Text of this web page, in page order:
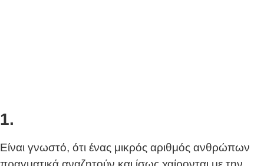
1.
Είναι γνωστό, ότι ένας μικρός αριθμός ανθρώπων